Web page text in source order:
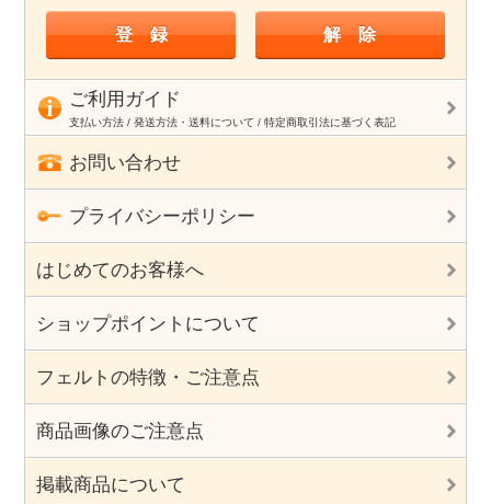
ご利用ガイド
支払い方法 / 発送方法・送料について / 特定商取引法に基づく表記
お問い合わせ
プライバシーポリシー
はじめてのお客様へ
ショップポイントについて
フェルトの特徴・ご注意点
商品画像のご注意点
掲載商品について